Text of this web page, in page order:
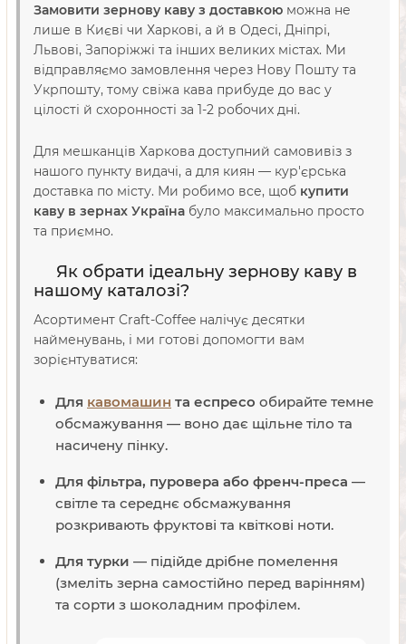
Замовити зернову каву з доставкою можна не
лише в Києві чи Харкові, а й в Одесі, Дніпрі,
Львові, Запоріжжі та інших великих містах. Ми
відправляємо замовлення через Нову Пошту та
Укрпошту, тому свіжа кава прибуде до вас у
цілості й схоронності за 1-2 робочих дні.
Для мешканців Харкова доступний самовивіз з
нашого пункту видачі, а для киян — кур'єрська
доставка по місту. Ми робимо все, щоб купити
каву в зернах Україна було максимально просто
та приємно.
Як обрати ідеальну зернову каву в
нашому каталозі?
Асортимент Craft-Coffee налічує десятки
найменувань, і ми готові допомогти вам
зорієнтуватися:
Для кавомашин та еспресо обирайте темне
обсмажування — воно дає щільне тіло та
насичену пінку.
Для фільтра, пуровера або френч-преса —
світле та середнє обсмажування
розкривають фруктові та квіткові ноти.
Для турки — підійде дрібне помелення
(змеліть зерна самостійно перед варінням)
та сорти з шоколадним профілем.